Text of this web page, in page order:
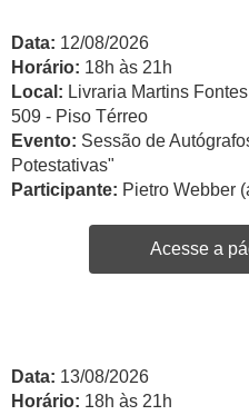
Data: 12/08/2026
Horário: 18h às 21h
Local: Livraria Martins
509 - Piso Térreo
Evento: Sessão de
Potestativas"
Participante: Pietro Webber
Acesse a
Data: 13/08/2026
Horário: 18h às 21h